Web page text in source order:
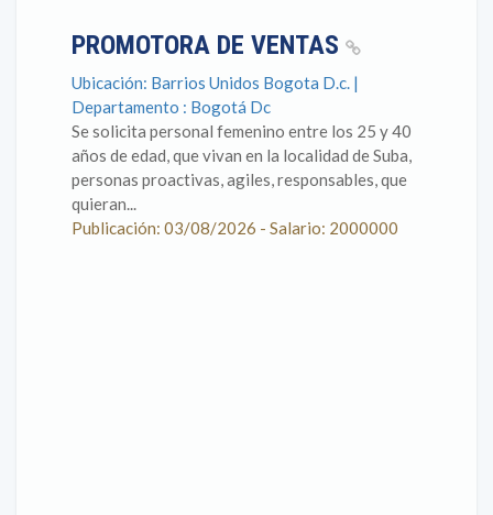
PROMOTORA DE VENTAS
Ubicación: Barrios Unidos Bogota D.c. |
Departamento : Bogotá Dc
Se solicita personal femenino entre los 25 y 40
años de edad, que vivan en la localidad de Suba,
personas proactivas, agiles, responsables, que
quieran...
Publicación: 03/08/2026 - Salario: 2000000